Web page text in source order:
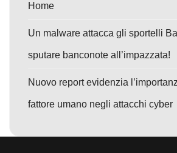
Home
Un malware attacca gli sportelli
sputare banconote all’impazzata!
Nuovo report evidenzia
fattore umano negli attacchi cyber